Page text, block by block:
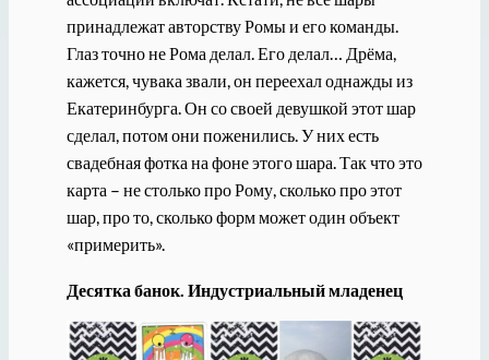
принадлежат авторству Ромы и его команды.
Глаз точно не Рома делал. Его делал… Дрёма,
кажется, чувака звали, он переехал однажды из
Екатеринбурга. Он со своей девушкой этот шар
сделал, потом они поженились. У них есть
свадебная фотка на фоне этого шара. Так что это
карта – не столько про Рому, сколько про этот
шар, про то, сколько форм может один объект
«примерить».
Десятка банок. Индустриальный младенец